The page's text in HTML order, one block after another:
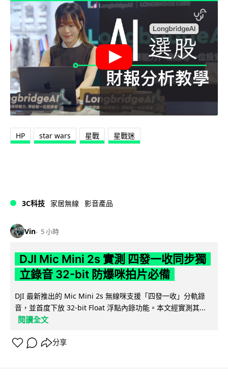
HP star wars 星戰 星戰迷
3C科技 家居無線 影音產品
Vin 5 小時
DJI Mic Mini 2s 實測 四發一收同步獨
立錄音 32-bit 防爆咪拍片必備
DJI 最新推出的 Mic Mini 2s 無線咪支援「四發一收」分軌錄
音，並首度下放 32-bit Float 浮點內錄功能。本文經實測其...
閱讀全文
分享